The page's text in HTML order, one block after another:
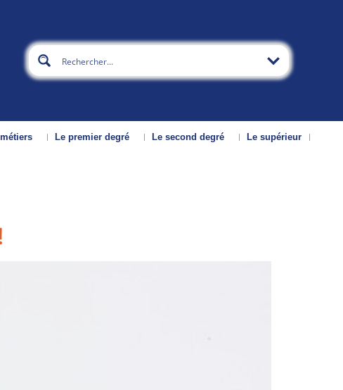
Le premier degré Le second degré
Le supérieur